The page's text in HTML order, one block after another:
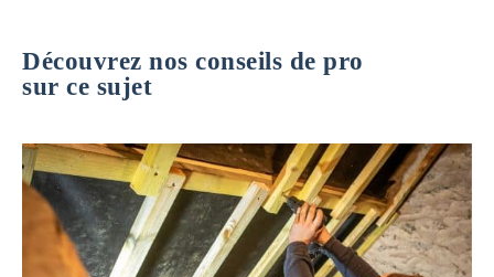
Découvrez nos conseils de pro
sur ce sujet